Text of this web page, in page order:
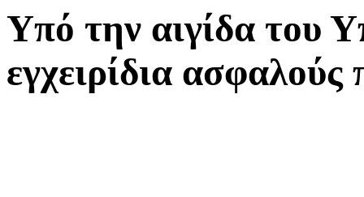
Υπό την αιγίδα του
εγχειρίδια